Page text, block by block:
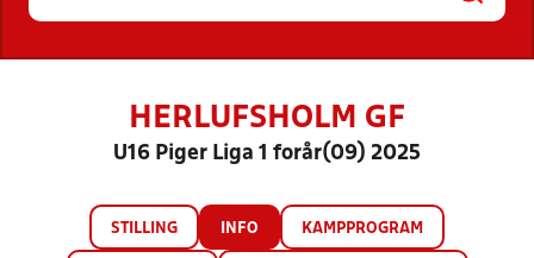
HERLUFSHOLM GF
U16 Piger Liga 1 forår(09) 2025
STILLING INFO KAMPPROGRAM